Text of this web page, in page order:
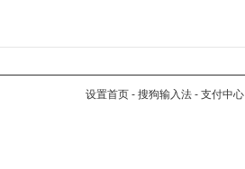
设置首页 - 搜狗输入法 - 支付中心